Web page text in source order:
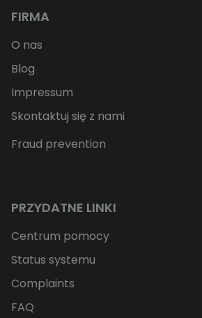
FIRMA
O nas
Blog
Impressum
Skontaktuj się z nami
Fraud prevention
PRZYDATNE LINKI
Centrum pomocy
Status systemu
Complaints
FAQ